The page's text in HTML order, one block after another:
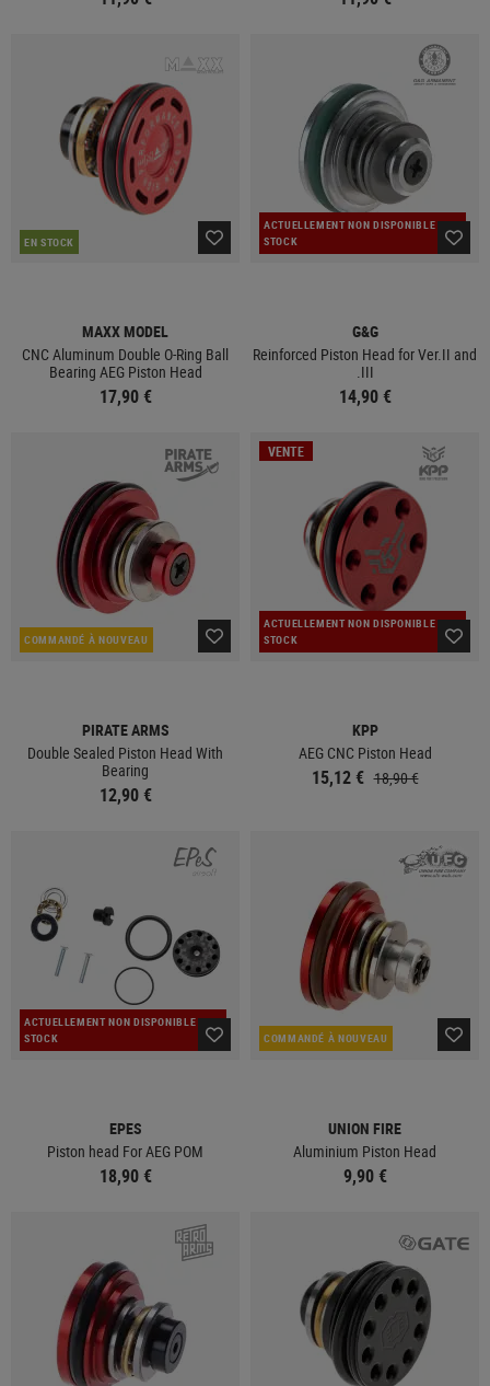
EN STOCK
MAXX MODEL
CNC Aluminum Double O-Ring Ball
Bearing AEG Piston Head
17,90 €
ACTUELLEMENT NON DISPONIBLE EN
STOCK
G&G
Reinforced Piston Head for Ver.II and
.III
14,90 €
COMMANDÉ À NOUVEAU
PIRATE ARMS
Double Sealed Piston Head With
Bearing
12,90 €
VENTE
ACTUELLEMENT NON DISPONIBLE EN
STOCK
KPP
AEG CNC Piston Head
15,12 € 18,90 €
ACTUELLEMENT NON DISPONIBLE EN
STOCK
EPES
Piston head For AEG POM
18,90 €
COMMANDÉ À NOUVEAU
UNION FIRE
Aluminium Piston Head
9,90 €